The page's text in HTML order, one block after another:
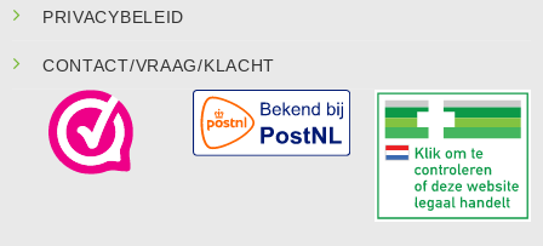
PRIVACYBELEID
CONTACT/VRAAG/KLACHT